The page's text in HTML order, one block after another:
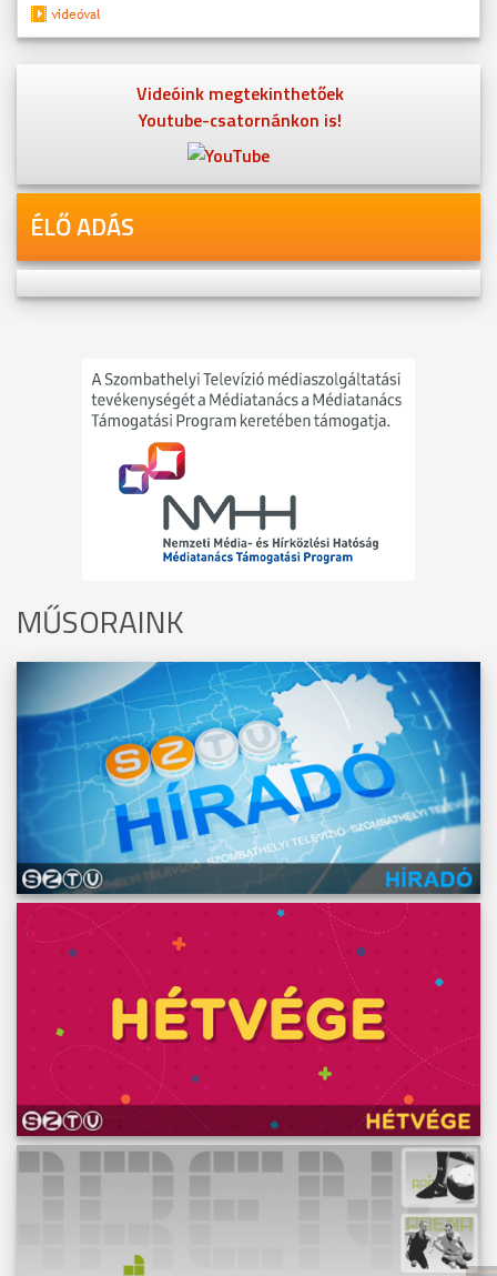
Videóink megtekinthetőek
Youtube-csatornánkon is!
ÉLŐ ADÁS
MŰSORAINK
Műsoraink